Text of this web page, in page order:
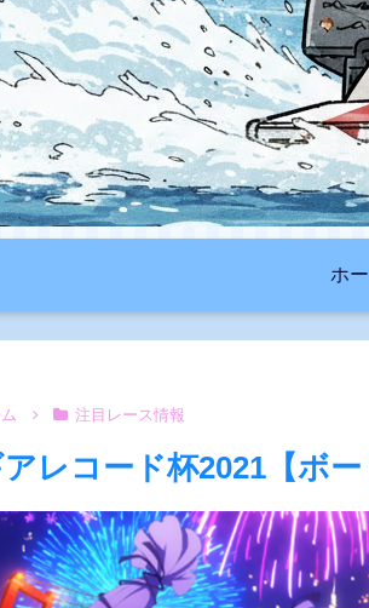
ホ
注目レース情報
レコード杯2021【ボー